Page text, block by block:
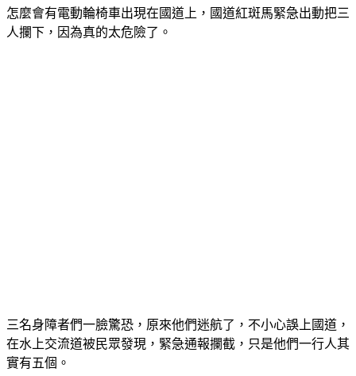
怎麼會有電動輪椅車出現在國道上，國道紅斑馬緊急出動把三
人攔下，因為真的太危險了。
三名身障者們一臉驚恐，原來他們迷航了，不小心誤上國道，
在水上交流道被民眾發現，緊急通報攔截，只是他們一行人其
實有五個。